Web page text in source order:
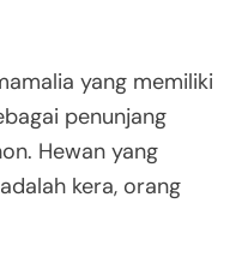
yang memiliki
penunjang
Hewan yang
kera, orang